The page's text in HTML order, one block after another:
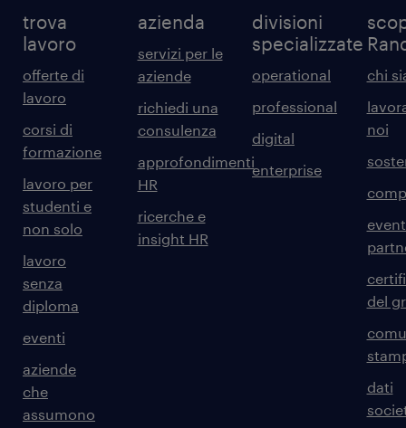
trova
lavoro
offerte di
lavoro
corsi di
formazione
lavoro per
studenti e
non solo
lavoro
senza
diploma
eventi
aziende
che
assumono
azienda
servizi per le
aziende
richiedi una
consulenza
approfondimenti
HR
ricerche e
insight HR
divisioni
specializzate
operational
professional
digital
enterprise
chi
noi
del
dati